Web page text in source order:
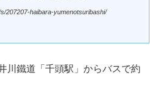
207207-haibara-yumenotsuribashi/
川鐵道「千頭駅」からバスで約